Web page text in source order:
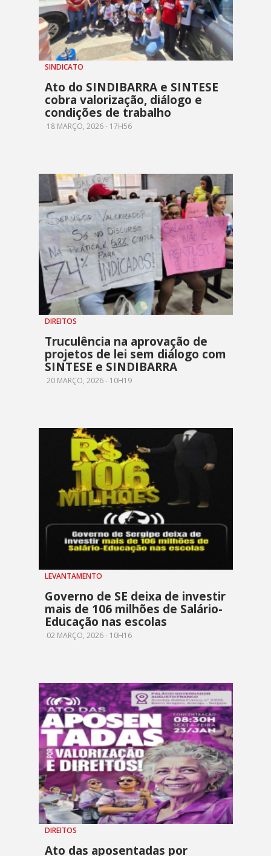
SINDICATO
Ato do SINDIBARRA e SINTESE
cobra valorização, diálogo e
condições de trabalho
18 MARÇO, 2026 - 17H56
DIREITOS
Truculência na aprovação de
projetos de lei sem diálogo com
SINTESE e SINDIBARRA
20 MARÇO, 2026 - 10H19
LEVANTAMENTO
Governo de SE deixa de investir
mais de 106 milhões de Salário-
Educação nas escolas
02 MARÇO, 2026 - 10H16
DIREITOS
Ato das aposentadas por